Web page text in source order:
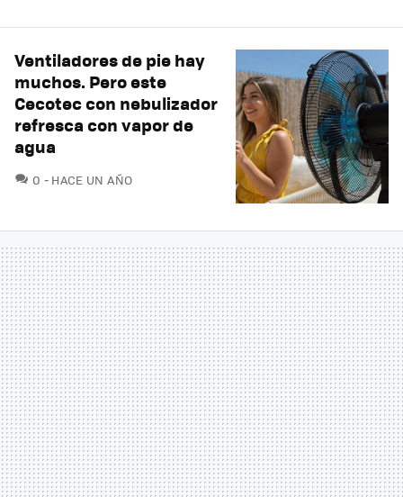
Ventiladores de pie hay
muchos. Pero este
Cecotec con nebulizador
refresca con vapor de
agua
0 COMENTARIOS
HACE UN AÑO